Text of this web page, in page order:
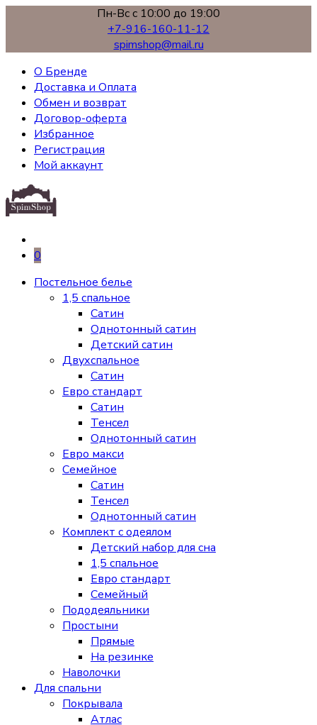
Пн-Вс с 10:00 до 19:00
+7-916-160-11-12
spimshop@mail.ru
О Бренде
Доставка и Оплата
Обмен и возврат
Договор-оферта
Избранное
Регистрация
Мой аккаунт
0
Постельное белье
1,5 спальное
Сатин
Однотонный сатин
Детский сатин
Двухспальное
Сатин
Евро стандарт
Сатин
Тенсел
Однотонный сатин
Евро макси
Семейное
Сатин
Тенсел
Однотонный сатин
Комплект с одеялом
Детский набор для сна
1,5 спальное
Евро стандарт
Семейный
Пододеяльники
Простыни
Прямые
На резинке
Наволочки
Для спальни
Покрывала
Атлас